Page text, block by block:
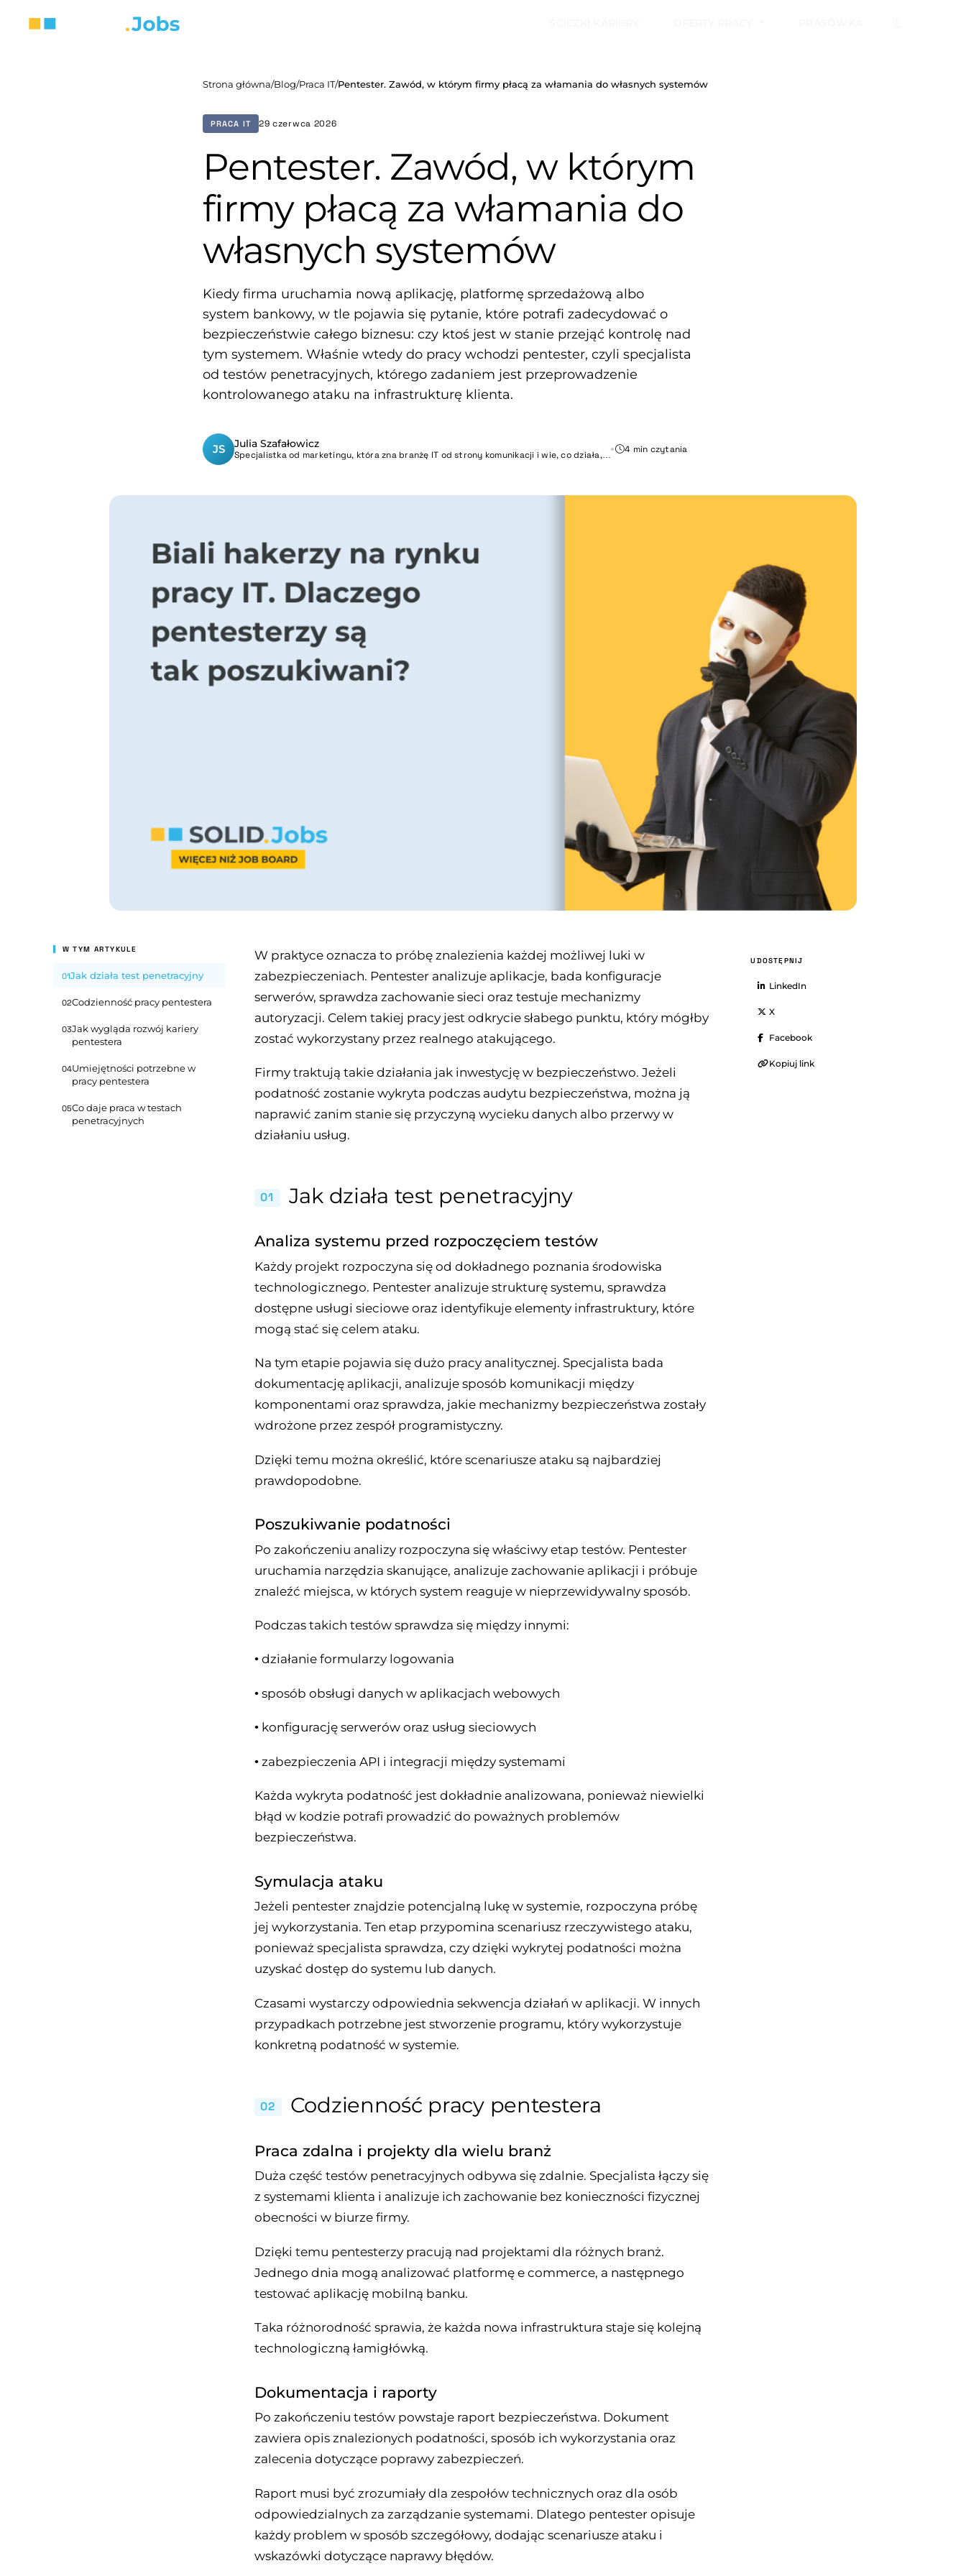
Strona główna/Blog/Praca IT/Pentester. Zawód, w którym firmy płacą za włamania do własnych systemów
PRACA IT 29 czerwca 2026
Pentester. Zawód, w którym
firmy płacą za włamania do
własnych systemów
Kiedy firma uruchamia nową aplikację, platformę sprzedażową albo
system bankowy, w tle pojawia się pytanie, które potrafi zadecydować o
bezpieczeństwie całego biznesu: czy ktoś jest w stanie przejąć kontrolę nad
tym systemem. Właśnie wtedy do pracy wchodzi pentester, czyli specjalista
od testów penetracyjnych, którego zadaniem jest przeprowadzenie
kontrolowanego ataku na infrastrukturę klienta.
JS Julia Szafałowicz
Specjalistka od marketingu, która zna branżę IT od strony komunikacji i wie, co działa,… 4 min czytania
W TYM ARTYKULE
01Jak działa test penetracyjny
02Codzienność pracy pentestera
03Jak wygląda rozwój kariery
pentestera
04Umiejętności potrzebne w
pracy pentestera
05Co daje praca w testach
penetracyjnych
W praktyce oznacza to próbę znalezienia każdej możliwej luki w
zabezpieczeniach. Pentester analizuje aplikacje, bada konfiguracje
serwerów, sprawdza zachowanie sieci oraz testuje mechanizmy
autoryzacji. Celem takiej pracy jest odkrycie słabego punktu, który mógłby
zostać wykorzystany przez realnego atakującego.
Firmy traktują takie działania jak inwestycję w bezpieczeństwo. Jeżeli
podatność zostanie wykryta podczas audytu bezpieczeństwa, można ją
naprawić zanim stanie się przyczyną wycieku danych albo przerwy w
działaniu usług.
01 Jak działa test penetracyjny
Analiza systemu przed rozpoczęciem testów
Każdy projekt rozpoczyna się od dokładnego poznania środowiska
technologicznego. Pentester analizuje strukturę systemu, sprawdza
dostępne usługi sieciowe oraz identyfikuje elementy infrastruktury, które
mogą stać się celem ataku.
Na tym etapie pojawia się dużo pracy analitycznej. Specjalista bada
dokumentację aplikacji, analizuje sposób komunikacji między
komponentami oraz sprawdza, jakie mechanizmy bezpieczeństwa zostały
wdrożone przez zespół programistyczny.
Dzięki temu można określić, które scenariusze ataku są najbardziej
prawdopodobne.
Poszukiwanie podatności
Po zakończeniu analizy rozpoczyna się właściwy etap testów. Pentester
uruchamia narzędzia skanujące, analizuje zachowanie aplikacji i próbuje
znaleźć miejsca, w których system reaguje w nieprzewidywalny sposób.
Podczas takich testów sprawdza się między innymi:
• działanie formularzy logowania
• sposób obsługi danych w aplikacjach webowych
• konfigurację serwerów oraz usług sieciowych
• zabezpieczenia API i integracji między systemami
Każda wykryta podatność jest dokładnie analizowana, ponieważ niewielki
błąd w kodzie potrafi prowadzić do poważnych problemów
bezpieczeństwa.
Symulacja ataku
Jeżeli pentester znajdzie potencjalną lukę w systemie, rozpoczyna próbę
jej wykorzystania. Ten etap przypomina scenariusz rzeczywistego ataku,
ponieważ specjalista sprawdza, czy dzięki wykrytej podatności można
uzyskać dostęp do systemu lub danych.
Czasami wystarczy odpowiednia sekwencja działań w aplikacji. W innych
przypadkach potrzebne jest stworzenie programu, który wykorzystuje
konkretną podatność w systemie.
02 Codzienność pracy pentestera
Praca zdalna i projekty dla wielu branż
Duża część testów penetracyjnych odbywa się zdalnie. Specjalista łączy się
z systemami klienta i analizuje ich zachowanie bez konieczności fizycznej
obecności w biurze firmy.
Dzięki temu pentesterzy pracują nad projektami dla różnych branż.
Jednego dnia mogą analizować platformę e commerce, a następnego
testować aplikację mobilną banku.
Taka różnorodność sprawia, że każda nowa infrastruktura staje się kolejną
technologiczną łamigłówką.
Dokumentacja i raporty
Po zakończeniu testów powstaje raport bezpieczeństwa. Dokument
zawiera opis znalezionych podatności, sposób ich wykorzystania oraz
zalecenia dotyczące poprawy zabezpieczeń.
Raport musi być zrozumiały dla zespołów technicznych oraz dla osób
odpowiedzialnych za zarządzanie systemami. Dlatego pentester opisuje
każdy problem w sposób szczegółowy, dodając scenariusze ataku i
wskazówki dotyczące naprawy błędów.
UDOSTĘPNIJ
LinkedIn
X
Facebook
Kopiuj link